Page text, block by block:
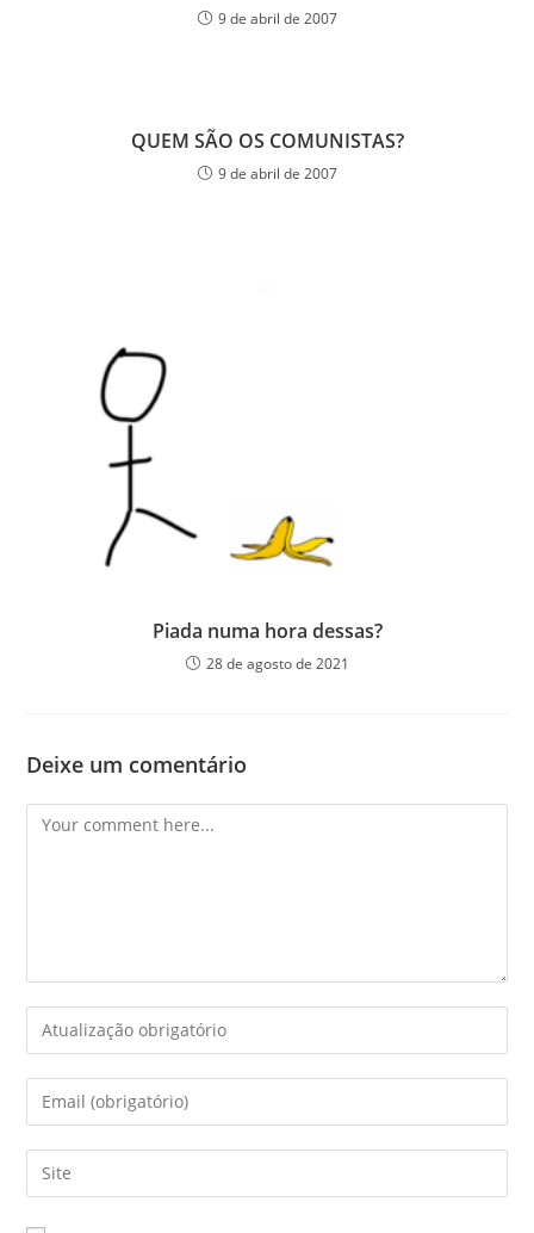
9 de abril de 2007
QUEM SÃO OS COMUNISTAS?
9 de abril de 2007
Piada numa hora dessas?
28 de agosto de 2021
Deixe um comentário